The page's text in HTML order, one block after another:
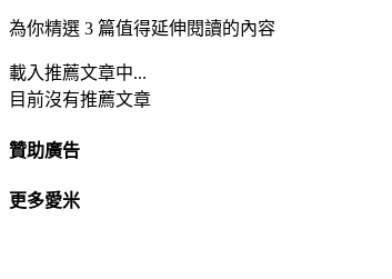
為你精選 3 篇值得延伸閱讀的內容
載入推薦文章中...
目前沒有推薦文章
贊助廣告
更多愛米